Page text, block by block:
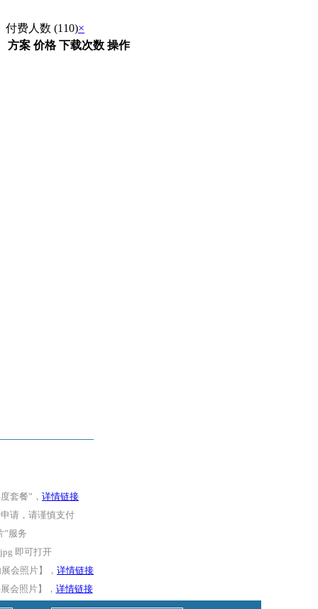
付费人数 (110)×
方案 价格 下载次数 操作
套餐”， 详情链接
请，请谨慎支付
”服务
即可打开
会照片】， 详情链接
会照片】， 详情链接